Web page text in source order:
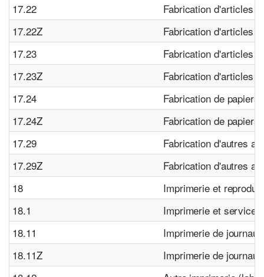
17.22
Fabrication d'articles
17.22Z
Fabrication d'articles
17.23
Fabrication d'articles
17.23Z
Fabrication d'articles
17.24
Fabrication de papiers
17.24Z
Fabrication de papiers
17.29
Fabrication d'autres
17.29Z
Fabrication d'autres
18
Imprimerie et
18.1
Imprimerie et services
18.11
Imprimerie de journaux
18.11Z
Imprimerie de journaux